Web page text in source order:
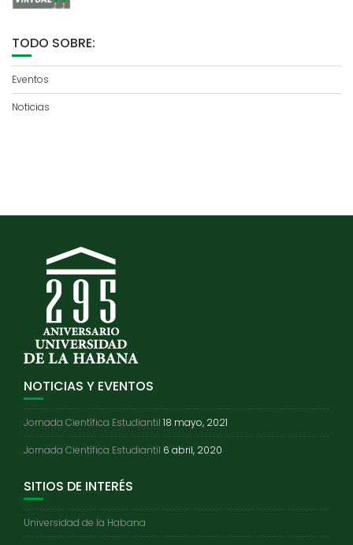
TODO SOBRE:
Eventos
Noticias
NOTICIAS Y EVENTOS
Jornada Científica Estudiantil 18 mayo, 2021
Jornada Científica Estudiantil 6 abril, 2020
SITIOS DE INTERÉS
Universidad de la Habana